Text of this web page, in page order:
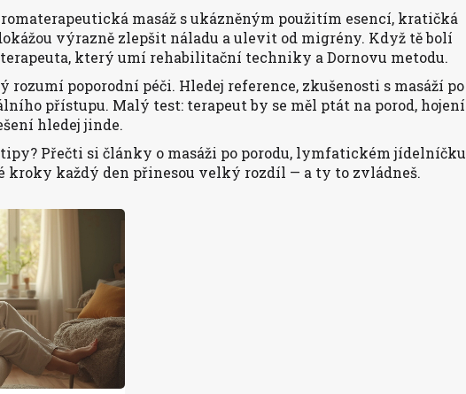
masáž s ukázněným použitím esencí, kratičká
výrazně zlepšit náladu a ulevit od migrény. Když tě bolí
který umí rehabilitační techniky a Dornovu metodu.
rozumí poporodní péči. Hledej reference, zkušenosti s masáží po
přístupu. Malý test: terapeut by se měl ptát na porod, hojení
hledej jinde.
Přečti si články o masáži po porodu, lymfatickém jídelníčku
kroky každý den přinesou velký rozdíl — a ty to zvládneš.